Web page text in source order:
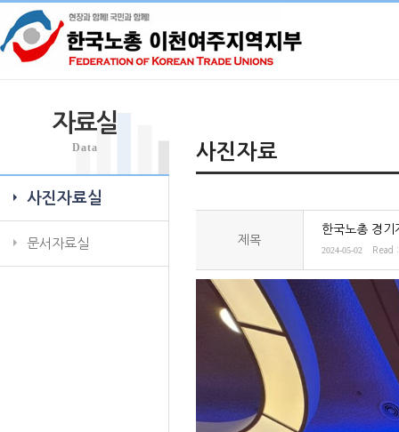
자료실
Data
사진자료실
문서자료실
사진자료
제목
한국노총 경
2024-05-02 Read